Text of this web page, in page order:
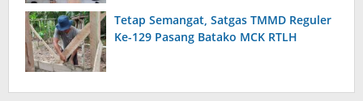
Tetap Semangat, Satgas TMMD Reguler
Ke-129 Pasang Batako MCK RTLH